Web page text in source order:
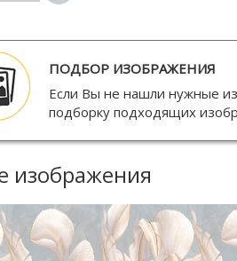
ПОДБОР ИЗОБРАЖЕНИЯ
Если Вы не нашли нужные
подборку подходящих
изображения